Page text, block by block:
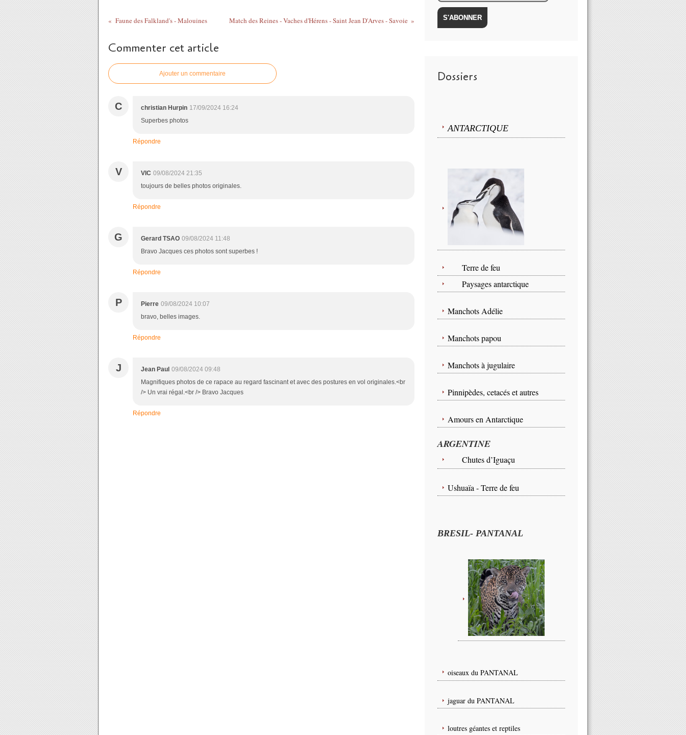
Faune des Falkland's - Malouines Match des Reines - Vaches d'Hérens - Saint Jean D'Arves - Savoie
Commenter cet article
Ajouter un commentaire
C christian Hurpin 17/09/2024 16:24
Superbes photos
Répondre
V VIC 09/08/2024 21:35
toujours de belles photos originales.
Répondre
G Gerard TSAO 09/08/2024 11:48
Bravo Jacques ces photos sont superbes !
Répondre
P Pierre 09/08/2024 10:07
bravo, belles images.
Répondre
J Jean Paul 09/08/2024 09:48
Magnifiques photos de ce rapace au regard fascinant et avec des postures en vol originales.<br
/> Un vrai régal.<br /> Bravo Jacques
Répondre
Dossiers
ANTARCTIQUE
Terre de feu
Paysages antarctique
Manchots Adélie
Manchots papou
Manchots à jugulaire
Pinnipèdes, cetacés et autres
Amours en Antarctique
ARGENTINE
Chutes d’Iguaçu
Ushuaïa - Terre de feu
BRESIL- PANTANAL
oiseaux du PANTANAL
jaguar du PANTANAL
loutres géantes et reptiles